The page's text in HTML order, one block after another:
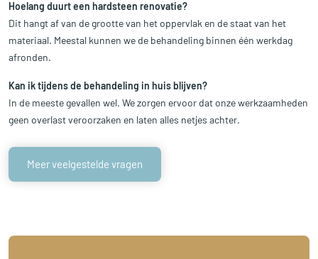
Hoelang duurt een hardsteen renovatie?
Dit hangt af van de grootte van het oppervlak en de staat van het
materiaal. Meestal kunnen we de behandeling binnen één werkdag
afronden.
Kan ik tijdens de behandeling in huis blijven?
In de meeste gevallen wel. We zorgen ervoor dat onze werkzaamheden
geen overlast veroorzaken en laten alles netjes achter.
Meer veelgestelde vragen